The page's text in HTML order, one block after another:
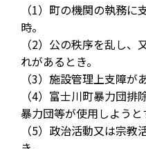
（1）町の機関の執務
時。
（2）公の秩序を乱し
れがあるとき。
（3）施設管理上支障が
（4）富士川町暴力団
暴力団等が使用しようと
（5）政治活動又は宗